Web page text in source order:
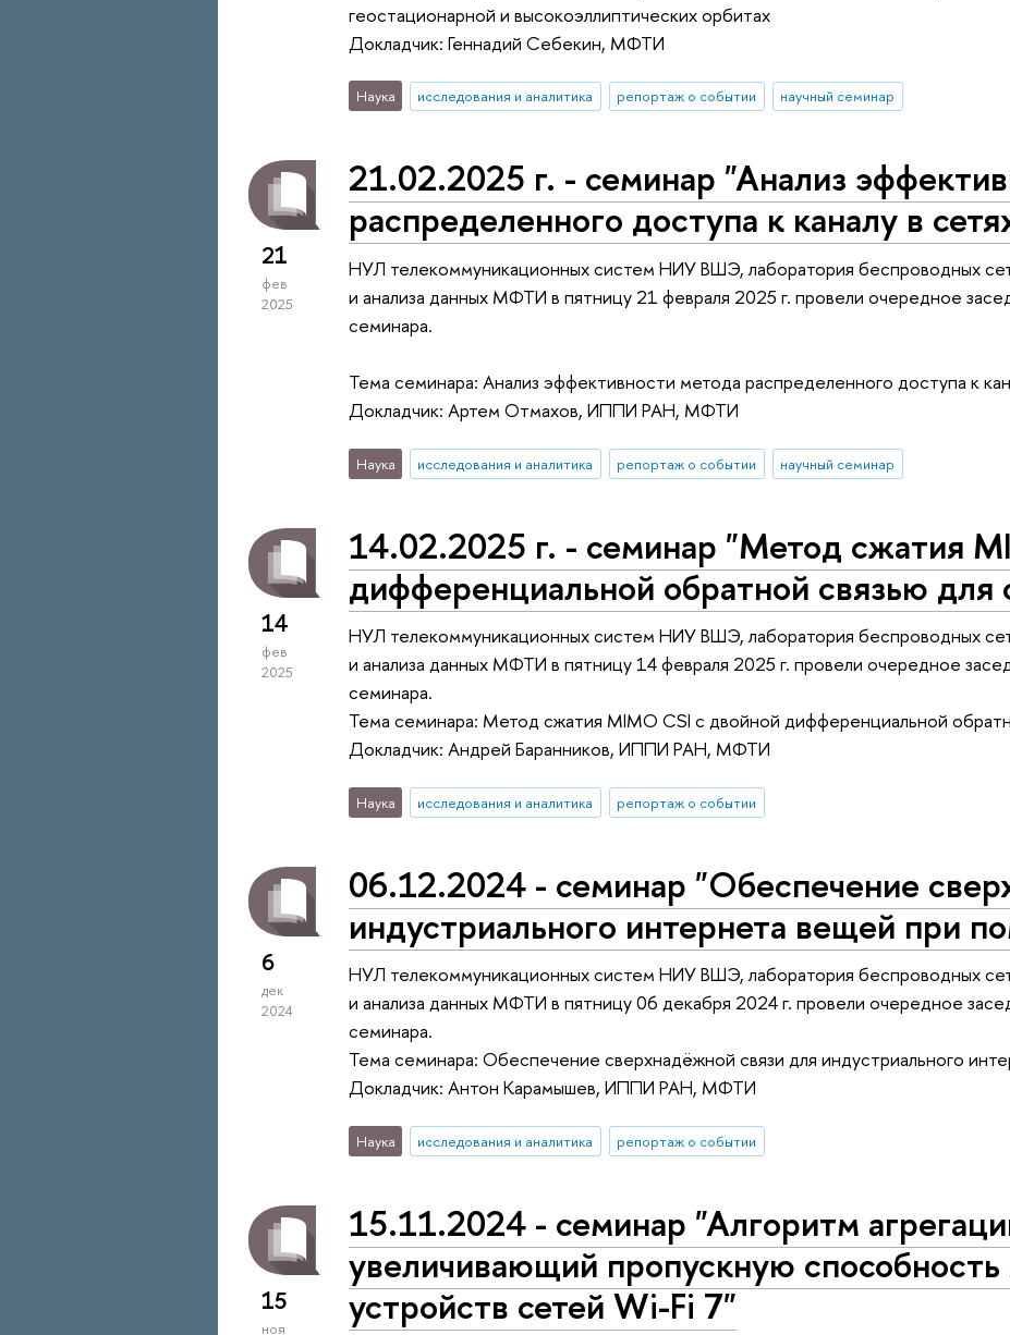
геостационарной и высокоэллиптических орбитах
Докладчик: Геннадий Себекин, МФТИ
Наука исследования и аналитика репортаж о событии научный семинар
21
фев
2025
21.02.2025 г. - семинар "Анализ
распределенного доступа к каналу в
НУЛ телекоммуникационных систем НИУ ВШЭ, лаборатория беспроводных
и анализа данных МФТИ в пятницу 21 февраля 2025 г. провели очередное
семинара.
Тема семинара: Анализ эффективности метода распределенного доступа к
Докладчик: Артем Отмахов, ИППИ РАН, МФТИ
Наука исследования и аналитика репортаж о событии научный семинар
14
фев
2025
14.02.2025 г. - семинар "Метод сжатия
дифференциальной обратной связью для
НУЛ телекоммуникационных систем НИУ ВШЭ, лаборатория беспроводных
и анализа данных МФТИ в пятницу 14 февраля 2025 г. провели очередное
семинара.
Тема семинара: Метод сжатия MIMO CSI с двойной дифференциальной
Докладчик: Андрей Баранников, ИППИ РАН, МФТИ
Наука исследования и аналитика репортаж о событии
6
дек
2024
06.12.2024 - семинар "Обеспечение
индустриального интернета вещей при
НУЛ телекоммуникационных систем НИУ ВШЭ, лаборатория беспроводных
и анализа данных МФТИ в пятницу 06 декабря 2024 г. провели очередное
семинара.
Тема семинара: Обеспечение сверхнадёжной связи для индустриального
Докладчик: Антон Карамышев, ИППИ РАН, МФТИ
Наука исследования и аналитика репортаж о событии
15
ноя
15.11.2024 - семинар "Алгоритм
увеличивающий пропускную
устройств сетей Wi-Fi 7"